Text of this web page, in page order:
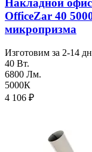
Накладной
OfficeZar 40
микропризма
Изготовим за 2-14
40 Вт.
6800 Лм.
5000К
4 106 ₽